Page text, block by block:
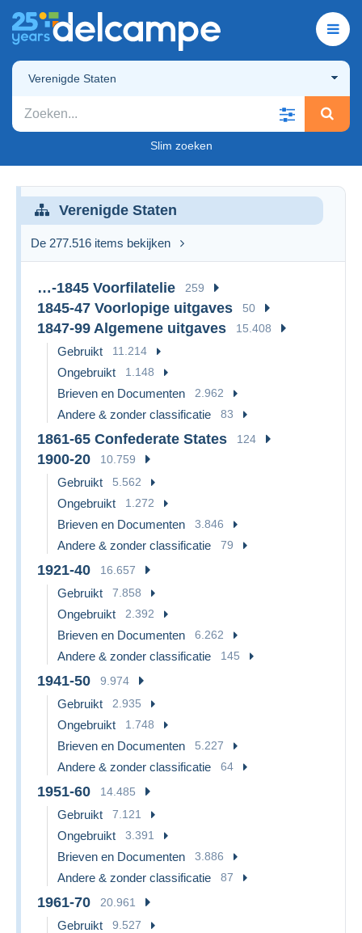
Verenigde Staten
Slim zoeken
Verenigde Staten
De 277.516 items bekijken
…-1845 Voorfilatelie 259
1845-47 Voorlopige uitgaves 50
1847-99 Algemene uitgaves 15.408
Gebruikt 11.214
Ongebruikt 1.148
Brieven en Documenten 2.962
Andere & zonder classificatie 83
1861-65 Confederate States 124
1900-20 10.759
Gebruikt 5.562
Ongebruikt 1.272
Brieven en Documenten 3.846
Andere & zonder classificatie 79
1921-40 16.657
Gebruikt 7.858
Ongebruikt 2.392
Brieven en Documenten 6.262
Andere & zonder classificatie 145
1941-50 9.974
Gebruikt 2.935
Ongebruikt 1.748
Brieven en Documenten 5.227
Andere & zonder classificatie 64
1951-60 14.485
Gebruikt 7.121
Ongebruikt 3.391
Brieven en Documenten 3.886
Andere & zonder classificatie 87
1961-70 20.961
Gebruikt 9.527